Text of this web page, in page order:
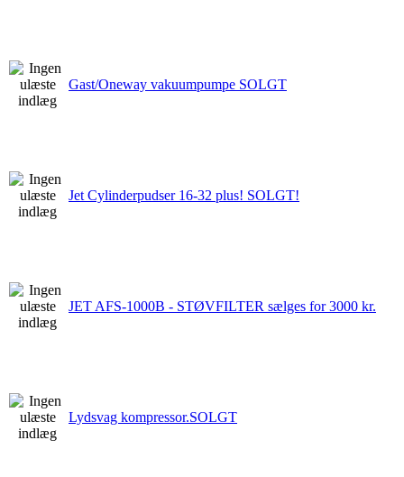
Gast/Oneway vakuumpumpe SOLGT
Jet Cylinderpudser 16-32 plus! SOLGT!
JET AFS-1000B - STØVFILTER sælges for 3000 kr.
Lydsvag kompressor.SOLGT